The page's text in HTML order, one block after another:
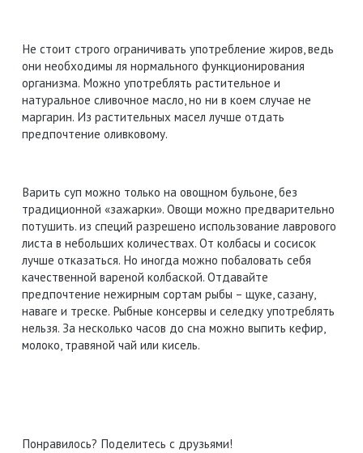
Не стоит строго ограничивать употребление жиров, ведь
они необходимы ля нормального функционирования
организма. Можно употреблять растительное и
натуральное сливочное масло, но ни в коем случае не
маргарин. Из растительных масел лучше отдать
предпочтение оливковому.
Варить суп можно только на овощном бульоне, без
традиционной «зажарки». Овощи можно предварительно
потушить. из специй разрешено использование лаврового
листа в небольших количествах. От колбасы и сосисок
лучше отказаться. Но иногда можно побаловать себя
качественной вареной колбаской. Отдавайте
предпочтение нежирным сортам рыбы – щуке, сазану,
наваге и треске. Рыбные консервы и селедку употреблять
нельзя. За несколько часов до сна можно выпить кефир,
молоко, травяной чай или кисель.
Понравилось? Поделитесь с друзьями!